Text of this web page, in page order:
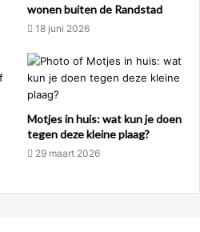
wonen buiten de Randstad
18 juni 2026
Motjes in huis: wat kun je doen
tegen deze kleine plaag?
29 maart 2026